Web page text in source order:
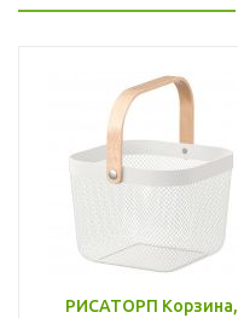
РИСАТОРП Корзина,